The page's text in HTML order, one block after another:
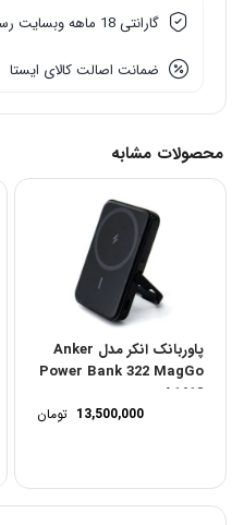
کلاس وزنی
: معمولی, ۲۰۰ تا ۴۰۰ گرم
نحوه نمایش میزان شارژ باتری
گارانتی 18 ماهه وبسایت رسمی انکر
ضمانت اصالت کالای ایستا
محصولات مشابه
پاوربانک انکر مدل Anker
Power Bank 322 MagGo
A1618
13,500,000 تومان